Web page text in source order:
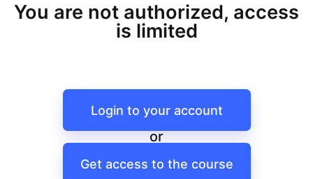
You are not authorized, access
is limited
Login to your account
or
Get access to the course